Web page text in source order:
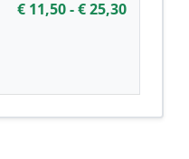
€ 11,50 - € 25,30